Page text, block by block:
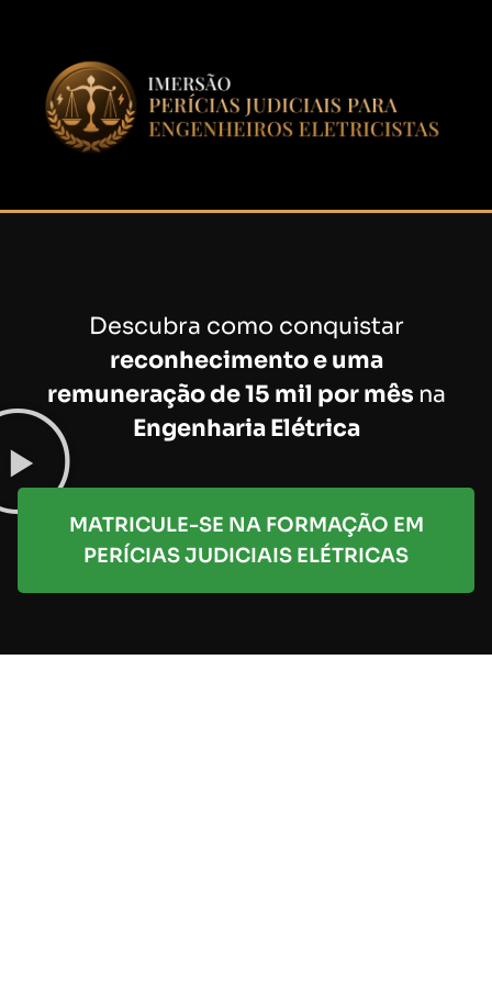
Descubra como conquistar
reconhecimento e uma
remuneração de 15 mil por mês na
Engenharia Elétrica
MATRICULE-SE NA FORMAÇÃO EM
PERÍCIAS JUDICIAIS ELÉTRICAS